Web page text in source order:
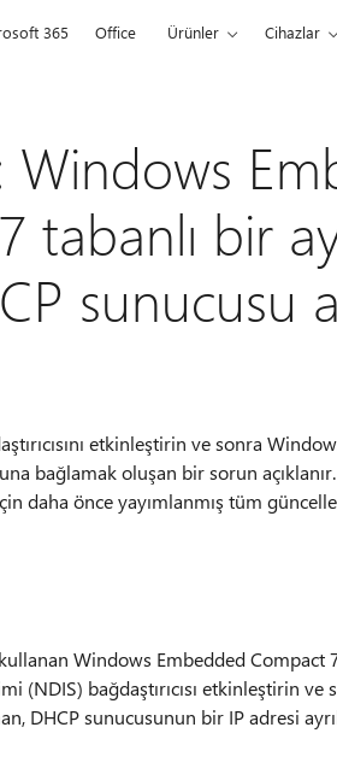
365 Office Ürünler Cihazlar
Windows
tabanlı bir
sunucusu
etkinleştirin ve sonra
bağlamak oluşan bir sorun
daha önce yayımlanmış tüm
Windows Embedded
(NDIS) bağdaştırıcısı etkinleştirin ve
DHCP sunucusunun bir IP adresi